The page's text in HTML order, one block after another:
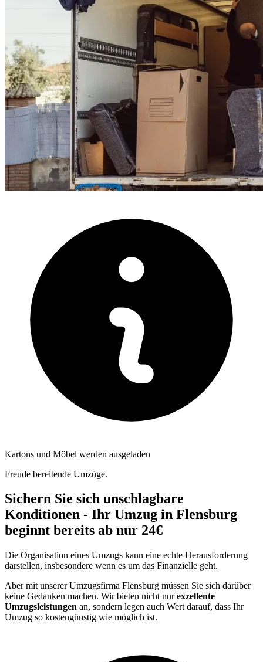
Kartons und Möbel werden ausgeladen
Freude bereitende Umzüge.
Sichern Sie sich unschlagbare
Konditionen - Ihr Umzug in Flensburg
beginnt bereits ab nur 24€
Die Organisation eines Umzugs kann eine echte Herausforderung
darstellen, insbesondere wenn es um das Finanzielle geht.
Aber mit unserer Umzugsfirma Flensburg müssen Sie sich darüber
keine Gedanken machen. Wir bieten nicht nurexzellente
Umzugsleistungen an, sondern legen auch Wert darauf, dass Ihr
Umzug so kostengünstig wie möglich ist.